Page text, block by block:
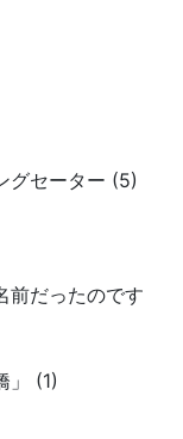
グセーター (5)
前だったのです
」 (1)